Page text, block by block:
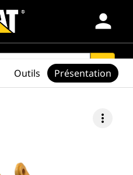
person
search
more_vert
Outils Présentation